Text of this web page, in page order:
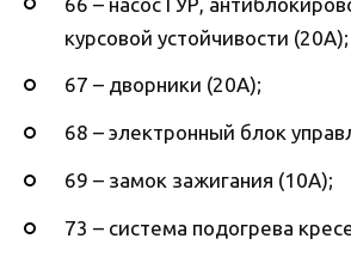
курсовой устойчивости (20А);
67 – дворники (20А);
68 – электронный блок
69 – замок зажигания (10А);
73 – система подогрева